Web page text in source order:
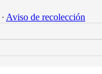
∙ Aviso de recolección